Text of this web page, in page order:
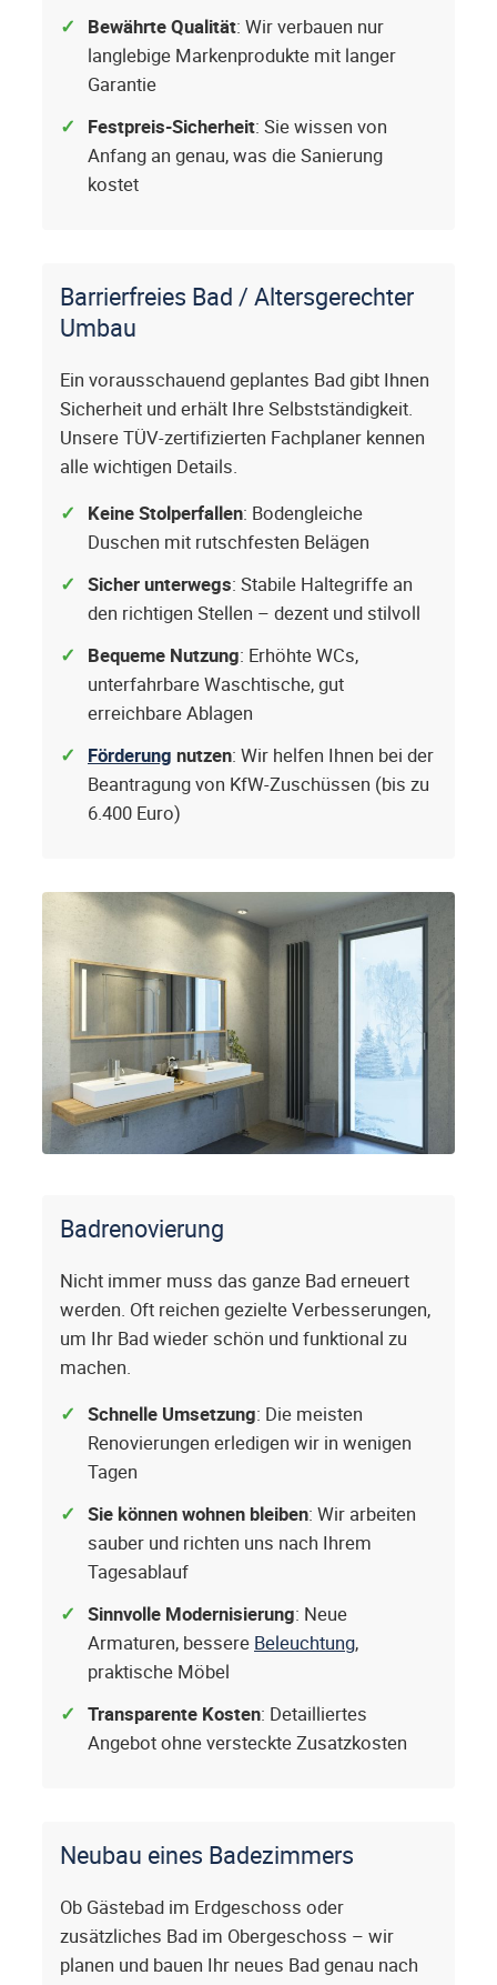
Bewährte Qualität: Wir verbauen nur
langlebige Markenprodukte mit langer
Garantie
Festpreis-Sicherheit: Sie wissen von
Anfang an genau, was die Sanierung
kostet
Barrierfreies Bad / Altersgerechter
Umbau
Ein vorausschauend geplantes Bad gibt Ihnen
Sicherheit und erhält Ihre Selbstständigkeit.
Unsere TÜV-zertifizierten Fachplaner kennen
alle wichtigen Details.
Keine Stolperfallen: Bodengleiche
Duschen mit rutschfesten Belägen
Sicher unterwegs: Stabile Haltegriffe an
den richtigen Stellen – dezent und stilvoll
Bequeme Nutzung: Erhöhte WCs,
unterfahrbare Waschtische, gut
erreichbare Ablagen
Förderung nutzen: Wir helfen Ihnen bei der
Beantragung von KfW-Zuschüssen (bis zu
6.400 Euro)
Badrenovierung
Nicht immer muss das ganze Bad erneuert
werden. Oft reichen gezielte Verbesserungen,
um Ihr Bad wieder schön und funktional zu
machen.
Schnelle Umsetzung: Die meisten
Renovierungen erledigen wir in wenigen
Tagen
Sie können wohnen bleiben: Wir arbeiten
sauber und richten uns nach Ihrem
Tagesablauf
Sinnvolle Modernisierung: Neue
Armaturen, bessere Beleuchtung,
praktische Möbel
Transparente Kosten: Detailliertes
Angebot ohne versteckte Zusatzkosten
Neubau eines Badezimmers
Ob Gästebad im Erdgeschoss oder
zusätzliches Bad im Obergeschoss – wir
planen und bauen Ihr neues Bad genau nach